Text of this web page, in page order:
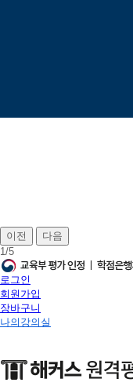
이전
다음
1/5
로그인
회원가입
장바구니
나의강의실